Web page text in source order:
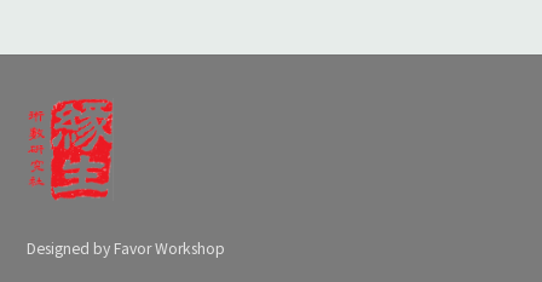
Designed by Favor Workshop